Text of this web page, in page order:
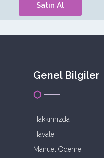
Satın Al
Genel Bilgiler
Hakkımızda
Havale
Manuel Ödeme